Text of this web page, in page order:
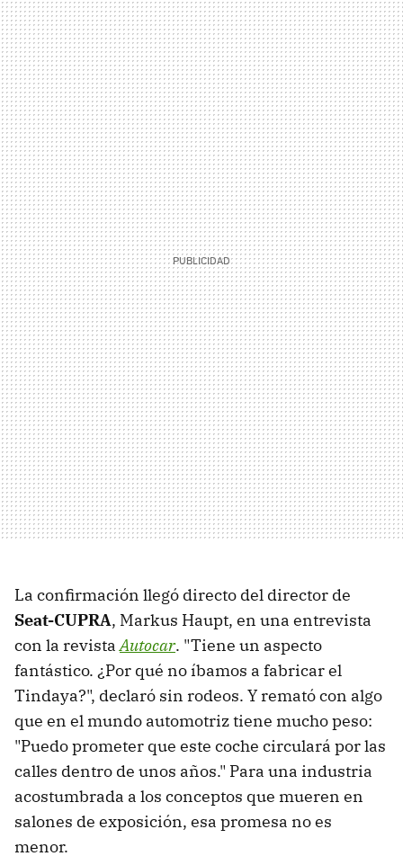
La confirmación llegó directo del director de
Seat-CUPRA, Markus Haupt, en una entrevista
con la revistaAutocar. "Tiene un aspecto
fantástico. ¿Por qué no íbamos a fabricar el
Tindaya?", declaró sin rodeos. Y remató con algo
que en el mundo automotriz tiene mucho peso:
"Puedo prometer que este coche circulará por las
calles dentro de unos años." Para una industria
acostumbrada a los conceptos que mueren en
salones de exposición, esa promesa no es
menor.